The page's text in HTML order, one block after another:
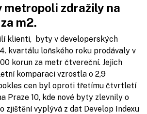
metropoli zdražily na
m2.
klienti, byty v developerských
kvartálu loňského roku prodávaly v
korun za metr čtvereční. Jejich
komparaci vzrostla o 2,9
cen byl oproti třetímu čtvrtletí
Praze 10, kde nové byty zlevnily o
zjištění vyplývá z dat Develop Indexu